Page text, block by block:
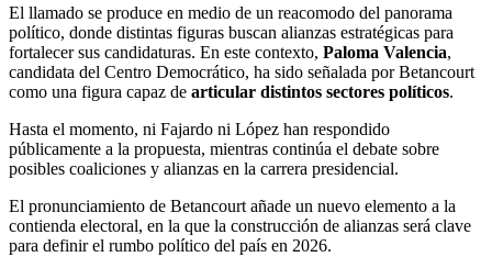
El llamado se produce en medio de un reacomodo del panorama
político, donde distintas figuras buscan alianzas estratégicas para
fortalecer sus candidaturas. En este contexto, Paloma Valencia,
candidata del Centro Democrático, ha sido señalada por Betancourt
como una figura capaz de articular distintos sectores políticos.
Hasta el momento, ni Fajardo ni López han respondido
públicamente a la propuesta, mientras continúa el debate sobre
posibles coaliciones y alianzas en la carrera presidencial.
El pronunciamiento de Betancourt añade un nuevo elemento a la
contienda electoral, en la que la construcción de alianzas será clave
para definir el rumbo político del país en 2026.